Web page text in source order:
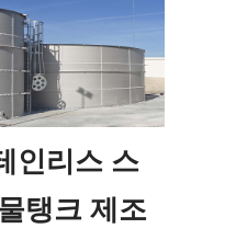
인리스 스
탱크 제조